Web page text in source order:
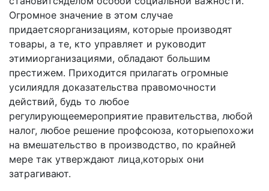
Огромное значение в этом случае
придаетсяорганизациям, которые производят
товары, а те, кто уп­равляет и руководит
этимиорганизациями, обладают большим
престижем. Приходится прилагать огромные
усилиядля доказательства правомочности
действий, будь то любое
регулирующеемероприятие правительства, лю­бой
налог, любое решение профсоюза, которыепохожи
на вмешательство в производство, по крайней
мере так ут­верждают лица,которых они
затрагивают.